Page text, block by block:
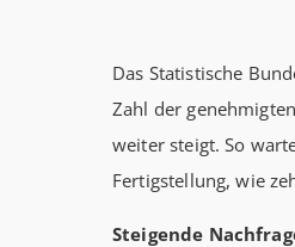
Das Statistische
Zahl der
weiter steigt. So
Fertigstellung, wie
Steigende